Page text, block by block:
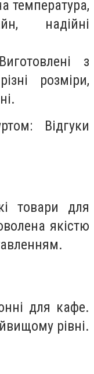
температура,
надійні
з
розміри,
Відгуки
товари для
якістю
для кафе.
рівні.